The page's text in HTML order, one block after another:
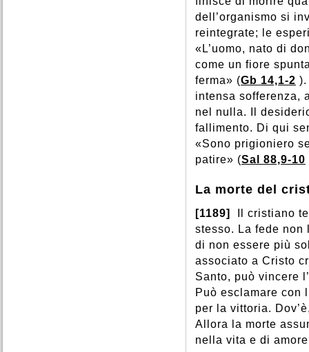
dell’organismo si
reintegrate; le
«L’uomo, nato di
come un fiore
ferma» (Gb 14,1-2 ).
intensa sofferenza,
nel nulla. Il
fallimento. Di qui
«Sono prigioniero
patire» (Sal 88,9-10
La morte del
[1189]
Il cristiano
stesso. La fede
di non essere più
associato a Cristo
Santo, può vincere
Può esclamare con
per la vittoria.
Allora la morte
nella vita e di